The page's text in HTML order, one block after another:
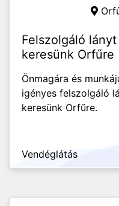
Felszolgáló lányt
keresünk Orfűre
Önmagára és
igényes felszolgáló
keresünk Orfűre.
Vendéglátás